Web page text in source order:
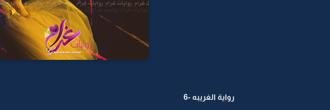
رواية الغريبه -6